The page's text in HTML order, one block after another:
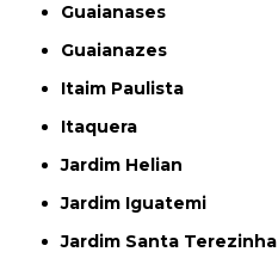
Guaianases
Guaianazes
Itaim Paulista
Itaquera
Jardim Helian
Jardim Iguatemi
Jardim Santa Terezinha